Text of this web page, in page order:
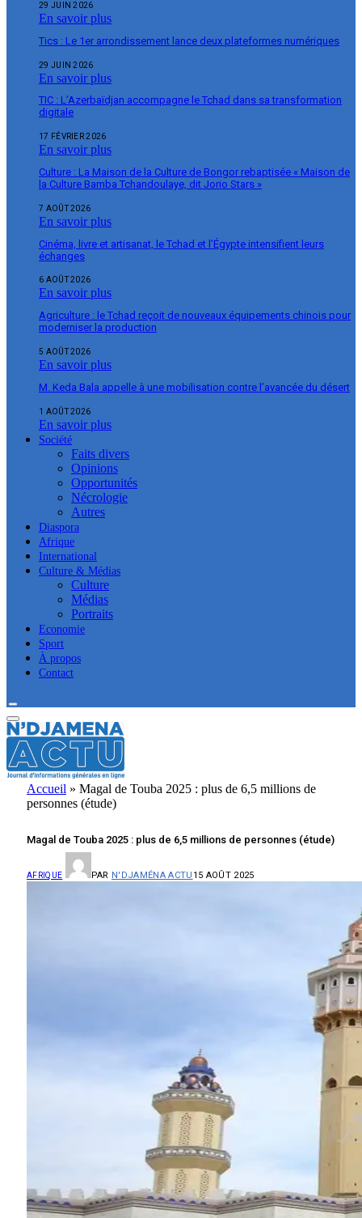
29 JUIN 2026
En savoir plus
Tics : Le 1er arrondissement lance deux plateformes numériques
29 JUIN 2026
En savoir plus
TIC : L’Azerbaïdjan accompagne le Tchad dans sa transformation
digitale
17 FÉVRIER 2026
En savoir plus
Culture : La Maison de la Culture de Bongor rebaptisée « Maison de
la Culture Bamba Tchandoulaye, dit Jorio Stars »
7 AOÛT 2026
En savoir plus
Cinéma, livre et artisanat, le Tchad et l’Égypte intensifient leurs
échanges
6 AOÛT 2026
En savoir plus
Agriculture : le Tchad reçoit de nouveaux équipements chinois pour
moderniser la production
5 AOÛT 2026
En savoir plus
M. Keda Bala appelle à une mobilisation contre l’avancée du désert
1 AOÛT 2026
En savoir plus
Société
Faits divers
Opinions
Opportunités
Nécrologie
Autres
Diaspora
Afrique
International
Culture & Médias
Culture
Médias
Portraits
Economie
Sport
À propos
Contact
Accueil » Magal de Touba 2025 : plus de 6,5 millions de
personnes (étude)
Magal de Touba 2025 : plus de 6,5 millions de personnes (étude)
AFRIQUE PAR N'DJAMÉNA ACTU 15 AOÛT 2025